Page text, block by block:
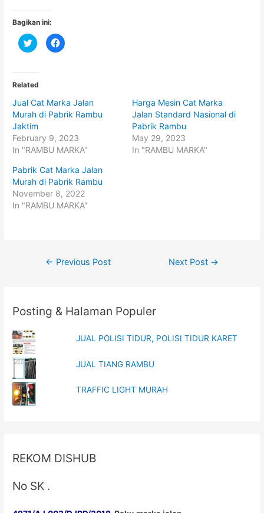
Bagikan ini:
C
l
t
o
s
h
a
r
e
o
T
w
i
t
e
r
(
O
p
e
)
C
l
h
a
r
e
n
F
a
c
b
o
o
(
O
p
e
w
w
)
Related
Jual Cat Marka Jalan
Murah di Pabrik Rambu
Jaktim
February 9, 2023
In "RAMBU MARKA"
Harga Mesin Cat Marka
Jalan Standard Nasional di
Pabrik Rambu
May 29, 2023
In "RAMBU MARKA"
Pabrik Cat Marka Jalan
Murah di Pabrik Rambu
November 8, 2022
In "RAMBU MARKA"
Post
← Previous Post Next Post →
Posting & Halaman Populer
JUAL POLISI TIDUR, POLISI TIDUR KARET
JUAL TIANG RAMBU
TRAFFIC LIGHT MURAH
REKOM DISHUB
No SK .